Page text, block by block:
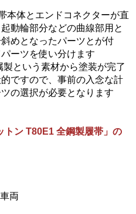
本体とエンドコネクターが直
動輪部分などの曲線部用と
めとなったパーツとが付
ーツを使い分けます
という素材から塗装が完了
ですので、事前の入念な計
の選択が必要となります
トン T80E1 全鋼製履帯」の
両